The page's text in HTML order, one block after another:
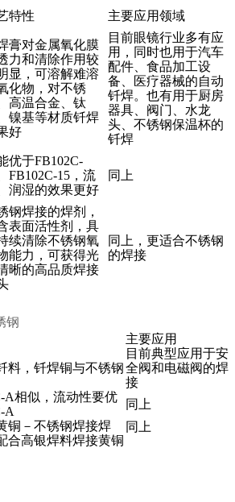
特性 主要应用领域
膏对金属氧化膜
力和清除作用较
显，可溶解难溶
化物，对不锈
高温合金、钛
镍基等材质钎焊
好
目前眼镜行业多有应
用，同时也用于汽车
配件、食品加工设
备、医疗器械的自动
钎焊。也有用于厨房
器具、阀门、水龙
头、不锈钢保温杯的
钎焊
优于FB102C-
FB102C-15 ，流
润湿的效果更好
同上
钢焊接的焊剂，
表面活性剂，具
续清除不锈钢氧
能力，可获得光
晰的高品质焊接
同上，更适合不锈钢
的焊接
钢
主要应用
料，钎焊铜与不锈钢
目前典型应用于安
全阀和电磁阀的焊
接
A相似，流动性要优
A
同上
铜－不锈钢焊接焊
合高银焊料焊接黄铜
同上